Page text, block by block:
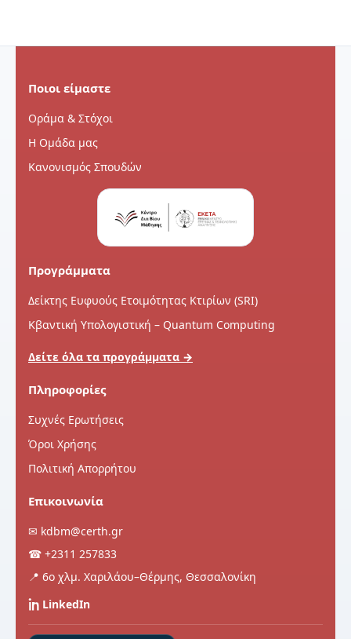
Ποιοι είμαστε
Οράμα & Στόχοι
Η Ομάδα μας
Κανονισμός Σπουδών
Προγράμματα
Δείκτης Ευφυούς Ετοιμότητας Κτιρίων (SRI)
Κβαντική Υπολογιστική – Quantum Computing
Δείτε όλα τα προγράμματα →
Πληροφορίες
Συχνές Ερωτήσεις
Όροι Χρήσης
Πολιτική Απορρήτου
Επικοινωνία
✉ kdbm@certh.gr
☎ +2311 257833
📍 6ο χλμ. Χαριλάου–Θέρμης, Θεσσαλονίκη
LinkedIn